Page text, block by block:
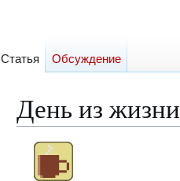
День из жизни
Перейти
Перейти
Статья Обсуждение